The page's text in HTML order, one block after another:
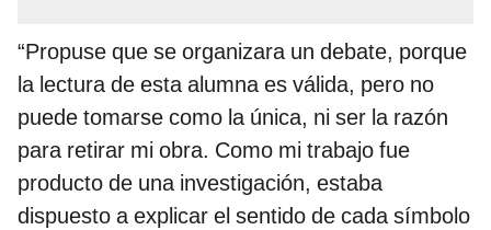
“Propuse que se organizara un debate, porque
la lectura de esta alumna es válida, pero no
puede tomarse como la única, ni ser la razón
para retirar mi obra. Como mi trabajo fue
producto de una investigación, estaba
dispuesto a explicar el sentido de cada símbolo